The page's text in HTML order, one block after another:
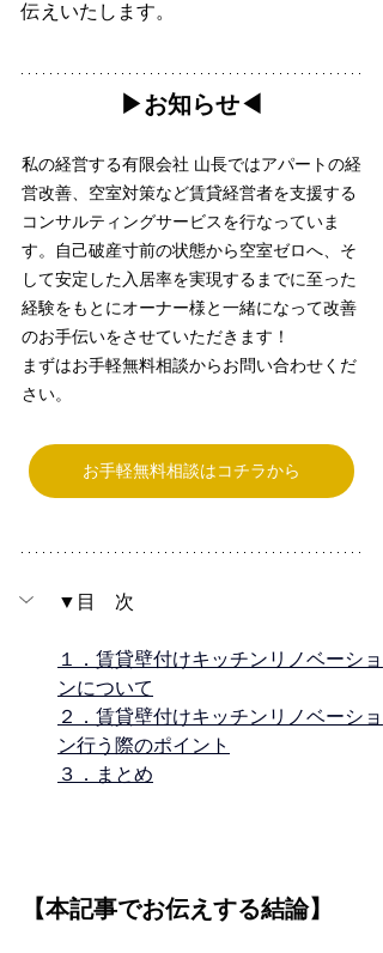
伝えいたします。
▶︎お知らせ◀︎
私の経営する有限会社 山長ではアパートの経
営改善、空室対策など賃貸経営者を支援する
コンサルティングサービスを行なっていま
す。自己破産寸前の状態から空室ゼロへ、そ
して安定した入居率を実現するまでに至った
経験をもとにオーナー様と一緒になって改善
のお手伝いをさせていただきます！
まずはお手軽無料相談からお問い合わせくだ
さい。
お手軽無料相談はコチラから
▼目　次
１．賃貸壁付けキッチンリノベーショ
ンについて
２．賃貸壁付けキッチンリノベーショ
ン行う際のポイント
３．まとめ
【本記事でお伝えする結論】